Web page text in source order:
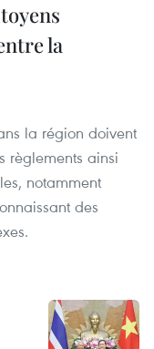
la
la région doivent
règlements ainsi
notamment
des